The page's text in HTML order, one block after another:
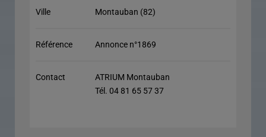
Ville Montauban (82)
Référence Annonce n°1869
Contact
ATRIUM Montauban
Tél. 04 81 65 57 37